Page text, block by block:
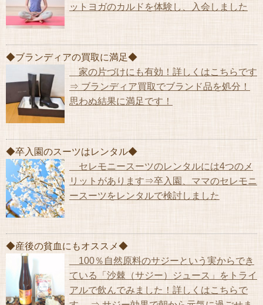
ットヨガのカルドを体験し、入会しました
◆ブランディアの買取に満足◆
家の片づけにも有効！詳しくはこちらです
⇒ ブランディア買取でブランド品を処分！
思わぬ結果に満足です！
◆卒入園のスーツはレンタル◆
セレモニースーツのレンタルには4つのメ
リットがあります⇒卒入園、ママのセレモニ
ースーツをレンタルで検討しました
◆産後の貧血にもオススメ◆
100％自然原料のサジーという実からでき
ている「沙棘（サジー）ジュース」をトライ
アルで飲んでみました！詳しくはこちらで